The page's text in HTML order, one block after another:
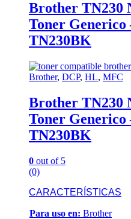
Brother TN230
Toner Generico
TN230BK
Brother, DCP, HL, MFC
Brother TN230
Toner Generico
TN230BK
0 out of 5
(0)
CARACTERÍSTICAS
Para uso en: Brother